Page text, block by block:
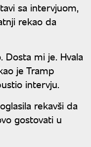
sa intervjuom,
rekao da
Dosta mi je. Hvala
je Tramp
intervju.
rekavši da
gostovati u